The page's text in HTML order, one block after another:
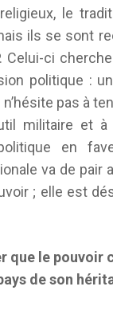
le
ils se sont
Celui-ci
politique :
n’hésite pas à
militaire et
en
va de pair
; elle est
que le pouvoir
de son